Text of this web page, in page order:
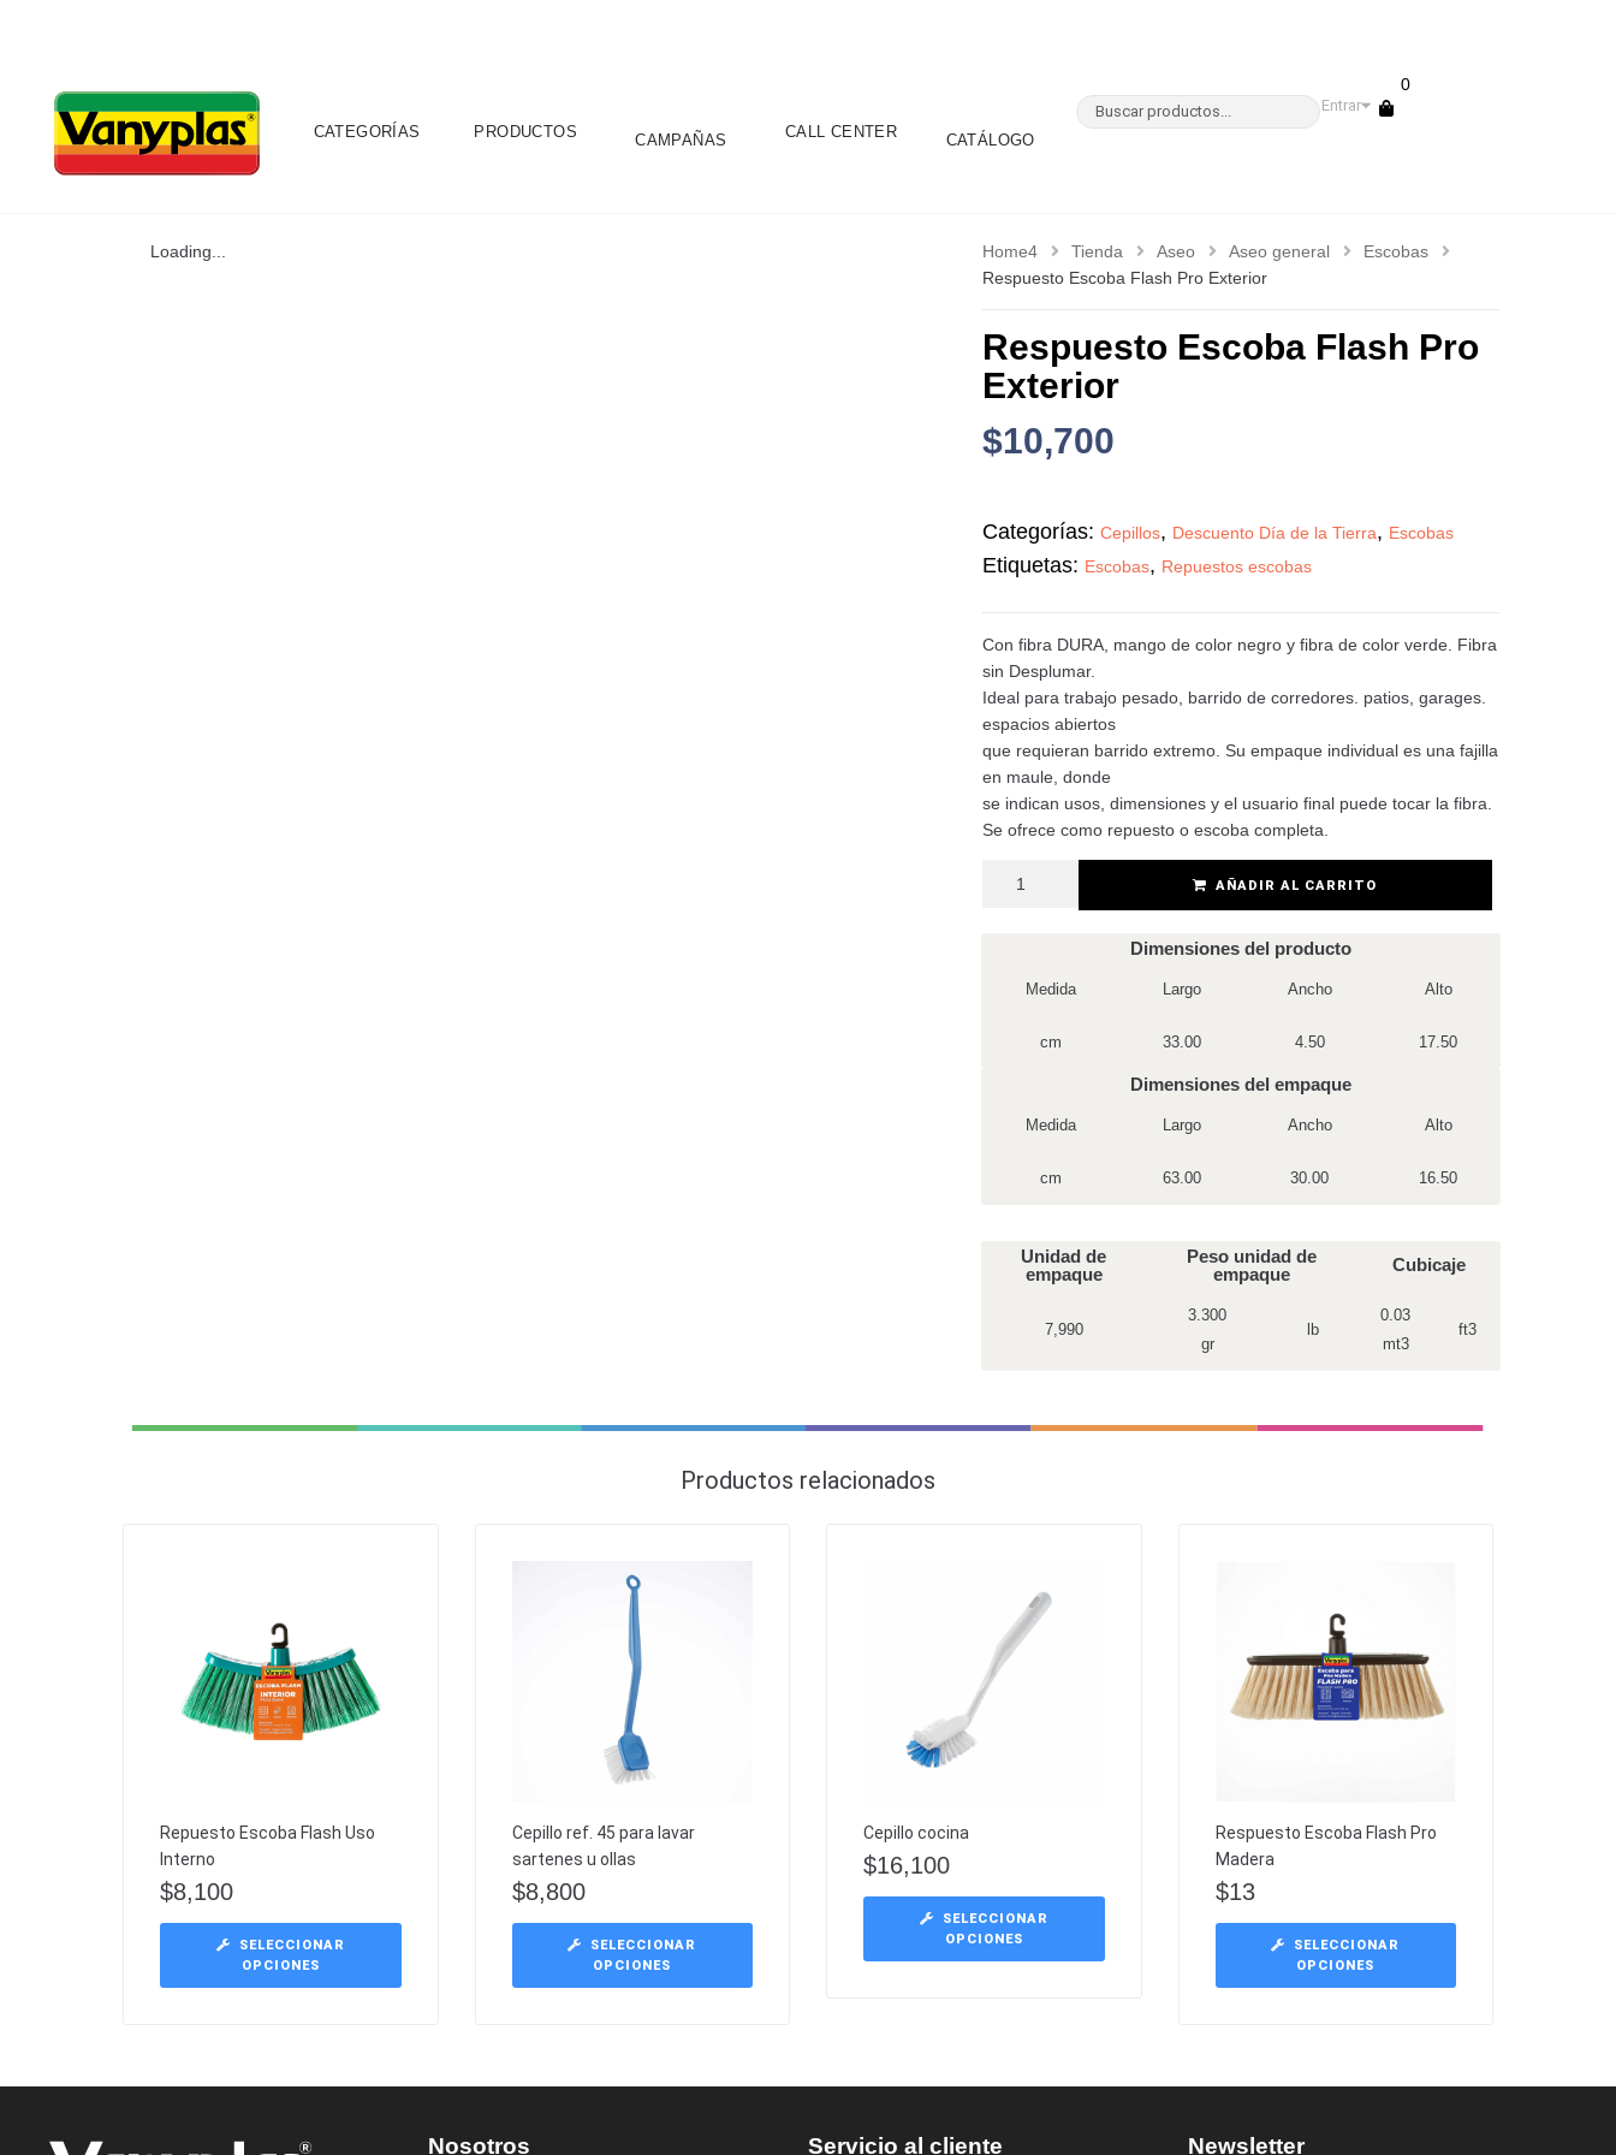
CATEGORÍAS PRODUCTOS CAMPAÑAS CALL CENTER CATÁLOGO
Entrar
0
Loading... Home4 Tienda Aseo Aseo general
Escobas
Respuesto Escoba Flash Pro Exterior
Respuesto Escoba Flash Pro
Exterior
$10,700
Categorías: Cepillos, Descuento Día de la Tierra, Escobas
Etiquetas: Escobas, Repuestos escobas
Con fibra DURA, mango de color negro y fibra de color verde. Fibra
sin Desplumar.
Ideal para trabajo pesado, barrido de corredores. patios, garages.
espacios abiertos
que requieran barrido extremo. Su empaque individual es una fajilla
en maule, donde
se indican usos, dimensiones y el usuario final puede tocar la fibra.
Se ofrece como repuesto o escoba completa.
AÑADIR AL CARRITO
Dimensiones del producto
Medida Largo Ancho Alto
cm 33.00 4.50 17.50
Dimensiones del empaque
Medida Largo Ancho Alto
cm 63.00 30.00 16.50
Unidad de
empaque
Peso unidad de
empaque
Cubicaje
7,990
3.300
gr
lb
0.03
mt3
ft3
Productos relacionados
Repuesto Escoba Flash Uso
Interno
$8,100
SELECCIONAR
OPCIONES
Cepillo ref. 45 para lavar
sartenes u ollas
$8,800
SELECCIONAR
OPCIONES
Cepillo cocina
$16,100
SELECCIONAR
OPCIONES
Respuesto Escoba Flash Pro
Madera
$13
SELECCIONAR
OPCIONES
Nosotros Servicio al cliente Newsletter